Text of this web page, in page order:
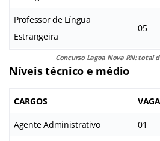
Professor de Língua
Estrangeira
05
Concurso Lagoa Nova RN: total
Níveis técnico e médio
CARGOS
Agente Administrativo 01